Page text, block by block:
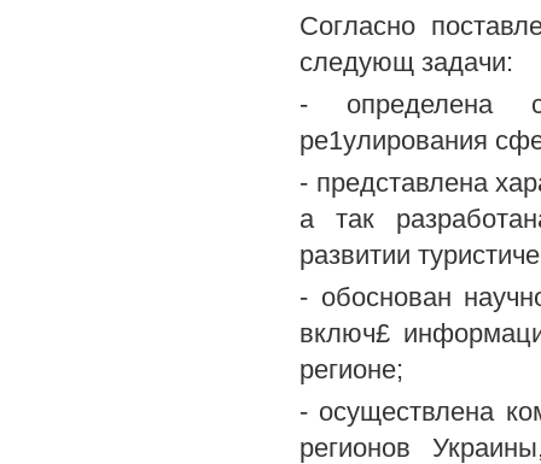
Согласно
следующ задачи:
- определена
ре1улирования
- представлена
а так
развитии
- обоснован
включ£
регионе;
- осуществлена
регионов